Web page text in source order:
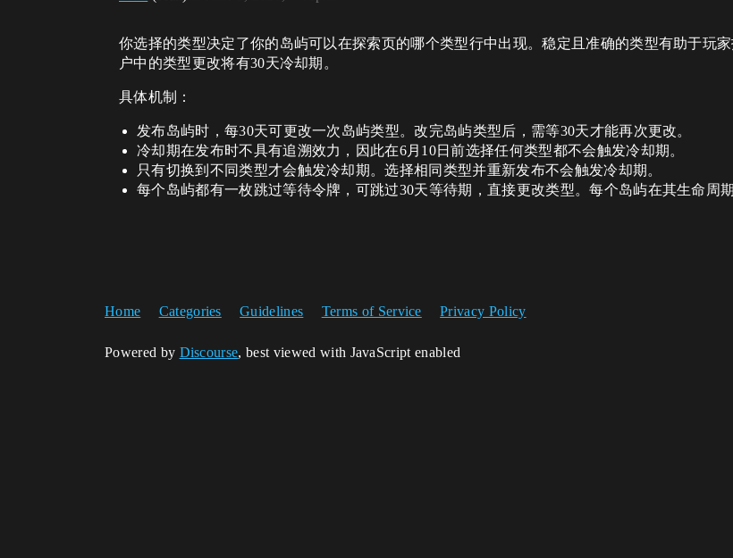
你选择的类型决定了你的岛屿可以在探索页的哪个类型行中出现。稳定且准确的类型有助于玩
户中的类型更改将有30天冷却期。
具体机制：
发布岛屿时，每30天可更改一次岛屿类型。改完岛屿类型后，需等30天才能再次更改。
冷却期在发布时不具有追溯效力，因此在6月10日前选择任何类型都不会触发冷却期。
只有切换到不同类型才会触发冷却期。选择相同类型并重新发布不会触发冷却期。
每个岛屿都有一枚跳过等待令牌，可跳过30天等待期，直接更改类型。每个岛屿在其生命周
Home Categories Guidelines Terms of Service Privacy Policy
Powered by Discourse, best viewed with JavaScript enabled